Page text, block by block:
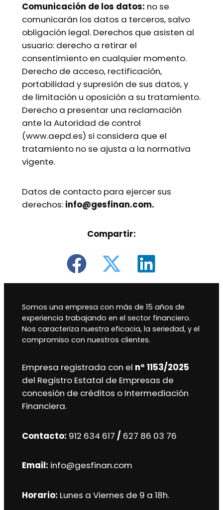
Comunicación de los datos: no se
comunicarán los datos a terceros, salvo
obligación legal. Derechos que asisten al
usuario: derecho a retirar el
consentimiento en cualquier momento.
Derecho de acceso, rectificación,
portabilidad y supresión de sus datos, y
de limitación u oposición a su tratamiento.
Derecho a presentar una reclamación
ante la Autoridad de control
(www.aepd.es) si considera que el
tratamiento no se ajusta a la normativa
vigente.
Datos de contacto para ejercer sus
derechos: info@gesfinan.com.
Compartir:
Somos una empresa con más de 15 años de
experiencia trabajando en el sector financiero.
Nos caracteriza nuestra eficacia, la seriedad, y el
compromiso con nuestros clientes.
Empresa registrada con el nº 1153/2025
del Registro Estatal de Empresas de
concesión de créditos o Intermediación
Financiera.
Contacto: 912 634 617 / 627 86 03 76
Email: info@gesfinan.com
Horario: Lunes a Viernes de 9 a 18h.